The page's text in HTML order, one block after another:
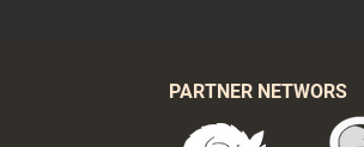
PARTNER NETWORS